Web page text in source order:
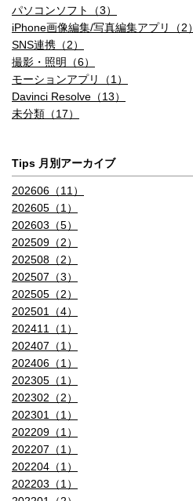
パソコンソフト（3）
iPhone画像編集/写真編集アプリ（2）
SNS連携（2）
撮影・照明（6）
モーションアプリ（1）
Davinci Resolve（13）
未分類（17）
Tips 月別アーカイブ
202606（11）
202605（1）
202603（5）
202509（2）
202508（2）
202507（3）
202505（2）
202501（4）
202411（1）
202407（1）
202406（1）
202305（1）
202302（2）
202301（1）
202209（1）
202207（1）
202204（1）
202203（1）